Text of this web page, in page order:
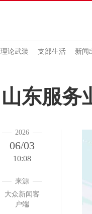
理论武装 支部生活 新闻
山东服务
2026
06/03
10:08
来源
大众新闻客
户端